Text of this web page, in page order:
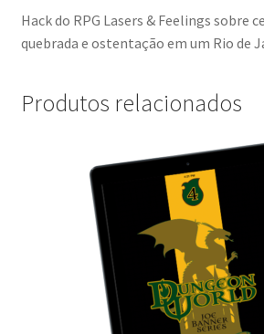
Hack do RPG Lasers & Feelings sobre
quebrada e ostentação em um Rio de
Produtos relacionados